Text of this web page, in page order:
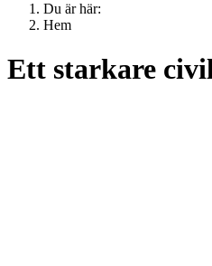
Du är här:
Hem
Ett starkare